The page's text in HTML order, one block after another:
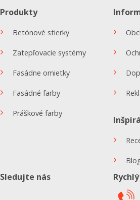
Produkty
Betónové stierky
Zatepľovacie systémy
Fasádne omietky
Fasádné farby
Práškové farby
Sledujte nás